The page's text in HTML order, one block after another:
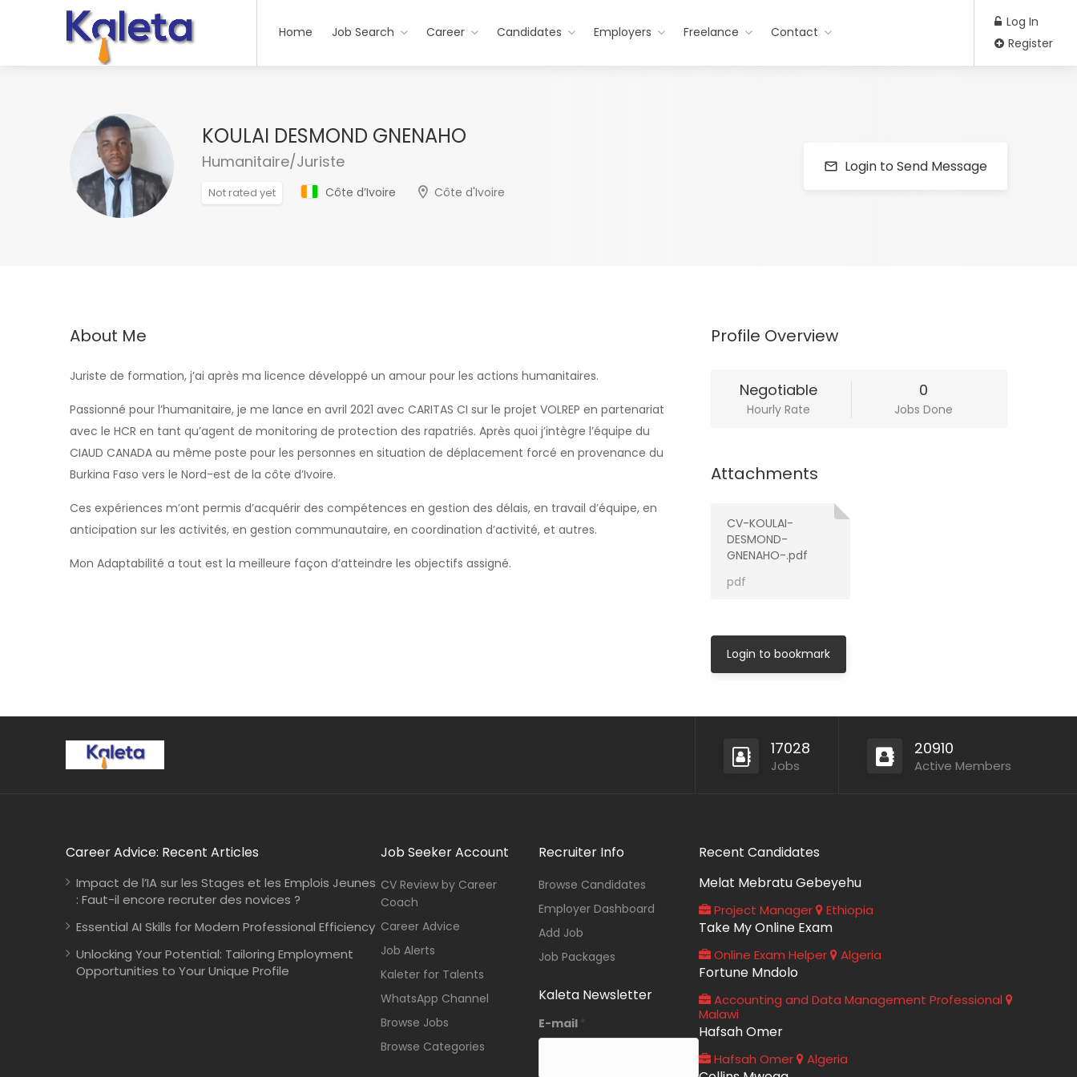
Home Job Search Career Candidates Employers Freelance Contact
Log In
Register
KOULAI DESMOND GNENAHO
Humanitaire/Juriste
Not rated yet Côte d’Ivoire Côte d'Ivoire
Login to Send Message
About Me
Juriste de formation, j’ai après ma licence développé un amour pour les actions humanitaires.
Passionné pour l’humanitaire, je me lance en avril 2021 avec CARITAS CI sur le projet VOLREP en partenariat
avec le HCR en tant qu’agent de monitoring de protection des rapatriés. Après quoi j’intègre l’équipe du
CIAUD CANADA au même poste pour les personnes en situation de déplacement forcé en provenance du
Burkina Faso vers le Nord-est de la côte d’Ivoire.
Ces expériences m’ont permis d’acquérir des compétences en gestion des délais, en travail d’équipe, en
anticipation sur les activités, en gestion communautaire, en coordination d’activité, et autres.
Mon Adaptabilité a tout est la meilleure façon d’atteindre les objectifs assigné.
Profile Overview
Negotiable
Hourly Rate
0
Jobs Done
Attachments
CV-KOULAI-
DESMOND-
GNENAHO-.pdf
pdf
Login to bookmark
17028
Jobs
20910
Active Members
Career Advice: Recent Articles
Impact de l’IA sur les Stages et les Emplois Jeunes
: Faut-il encore recruter des novices ?
Essential AI Skills for Modern Professional Efficiency
Unlocking Your Potential: Tailoring Employment
Opportunities to Your Unique Profile
Job Seeker Account
CV Review by Career
Coach
Career Advice
Job Alerts
Kaleter for Talents
WhatsApp Channel
Browse Jobs
Browse Categories
Recruiter Info
Browse Candidates
Employer Dashboard
Add Job
Job Packages
Kaleta Newsletter
E-mail *
Recent Candidates
Melat Mebratu Gebeyehu
Project Manager Ethiopia
Take My Online Exam
Online Exam Helper Algeria
Fortune Mndolo
Accounting and Data Management Professional
Malawi
Hafsah Omer
Hafsah Omer Algeria